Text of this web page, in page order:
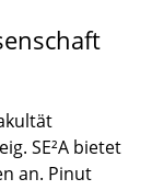
SE²A bietet
an. Pinut